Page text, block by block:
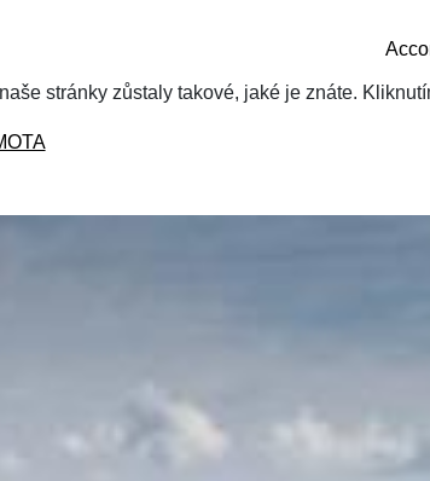
stránky zůstaly takové, jaké je znáte.